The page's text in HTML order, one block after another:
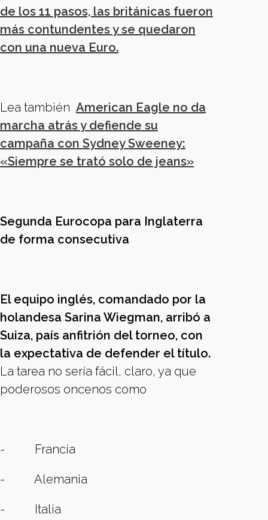
de los 11 pasos, las británicas fueron
más contundentes y se quedaron
con una nueva Euro.
Lea también American Eagle no da
marcha atrás y defiende su
campaña con Sydney Sweeney:
«Siempre se trató solo de jeans»
Segunda Eurocopa para Inglaterra
de forma consecutiva
El equipo inglés, comandado por la
holandesa Sarina Wiegman, arribó a
Suiza, país anfitrión del torneo, con
la expectativa de defender el título.
La tarea no sería fácil, claro, ya que
poderosos oncenos como
- Francia
- Alemania
- Italia